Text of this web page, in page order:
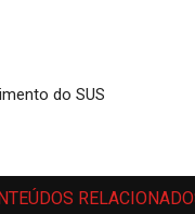
do SUS